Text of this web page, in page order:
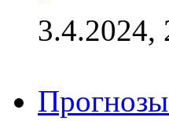
3.4.2024,